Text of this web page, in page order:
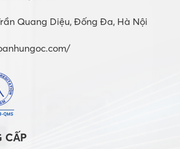
Quang Diệu, Đống Đa, Hà Nội
CẤP